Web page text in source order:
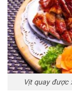
Vịt quay được